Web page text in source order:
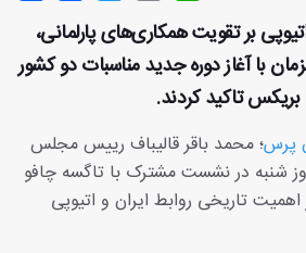
بر تقویت همکاری‌های پارلمانی،
با آغاز دوره جدید مناسبات دو کشور
تاکید کردند.
پرس؛ محمد باقر قالیباف رییس مجلس
شنبه در نشست مشترک با تاگسه چافو
تاریخی روابط ایران و اتیوپی